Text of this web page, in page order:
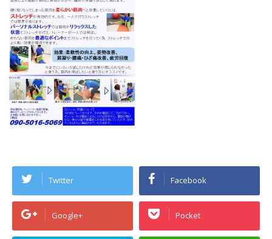
Twitter Facebook
Google+ Pocket